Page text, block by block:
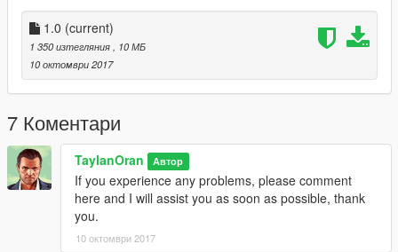
1.0 (current)
1 350 изтегляния, 10 МБ
10 октомври 2017
7 Коментари
TaylanOran Автор
If you experience any problems, please comment
here and I will assist you as soon as possible, thank
you.
10 октомври 2017